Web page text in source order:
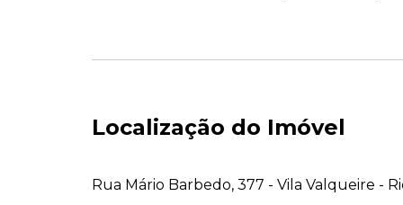
Localização do Imóvel
Rua Mário Barbedo, 377 - Vila Valqueire -